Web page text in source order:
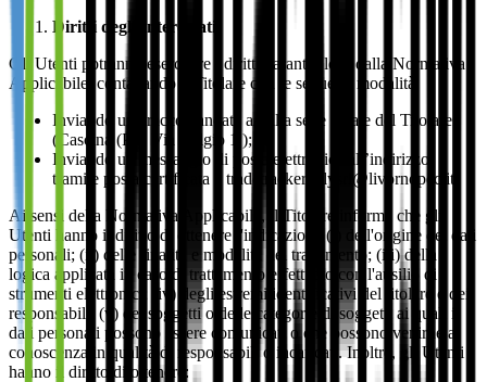
Diritti degli Interessati
Gli Utenti potranno esercitare i diritti garantiti loro dalla Normativa
Applicabile, contattando il Titolare con le seguenti modalità:
Inviando una raccomandata a/r alla sede legale del Titolare
(Cascina (PI), Via Belgio 1 );
Inviando un messaggio di posta elettronica all’indirizzo
tramite posta certificata a tradetrackeritalysrl@livornopec.it
Ai sensi della Normativa Applicabile, il Titolare informa che gli
Utenti hanno il diritto di ottenere l'indicazione (i) dell'origine dei dati
personali; (ii) delle finalità e modalità del trattamento; (iii) della
logica applicata in caso di trattamento effettuato con l'ausilio di
strumenti elettronici; (iv) degli estremi identificativi del titolare e dei
responsabili; (v) dei soggetti o delle categorie di soggetti ai quali i
dati personali possono essere comunicati o che possono venirne a
conoscenza in qualità di responsabili o incaricati. Inoltre, gli Utenti
hanno il diritto di ottenere: